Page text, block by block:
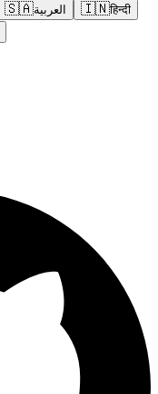
🇸🇦العربية 🇮🇳हिन्दी